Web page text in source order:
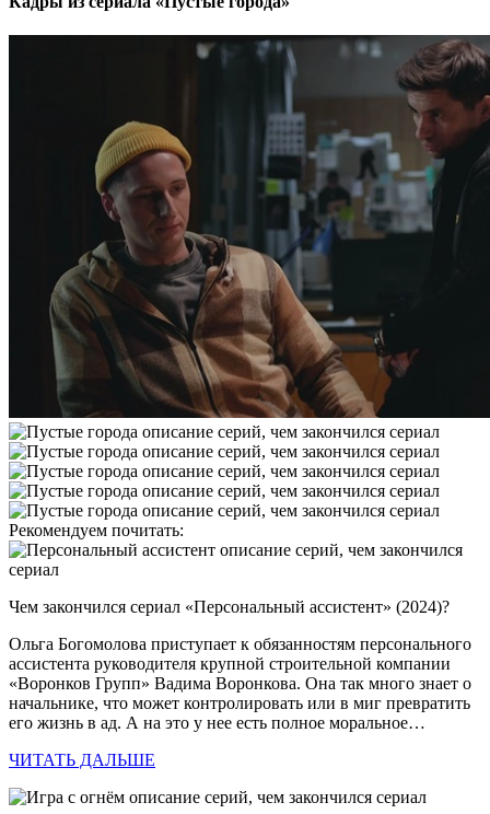
Рекомендуем почитать:
Чем закончился сериал «Персональный ассистент» (2024)?
Ольга Богомолова приступает к обязанностям персонального
ассистента руководителя крупной строительной компании
«Воронков Групп» Вадима Воронкова. Она так много знает о
начальнике, что может контролировать или в миг превратить
его жизнь в ад. А на это у нее есть полное моральное…
ЧИТАТЬ ДАЛЬШЕ